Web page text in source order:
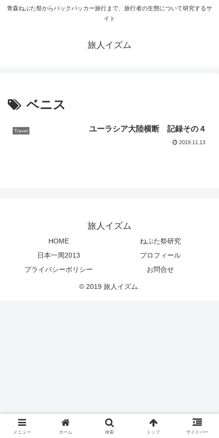
青森ねぶた祭からバックパッカー旅行まで、旅行者の生態について研究するサ
イト
旅人イズム
ベニス
Travel ユーラシア大陸横断 記録その４
2019.11.13
旅人イズム
HOME
ねぶた祭研究
日本一周2013
プロフィール
プライバシーポリシー
お問合せ
© 2019 旅人イズム.
メニュー ホーム 検索 トップ サイドバー